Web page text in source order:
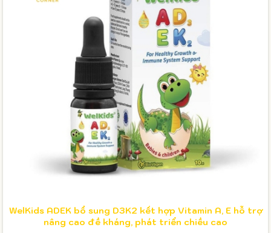
WelKids ADEK bổ sung D3K2 kết hợp Vitamin A, E hỗ trợ
nâng cao đề kháng, phát triển chiều cao